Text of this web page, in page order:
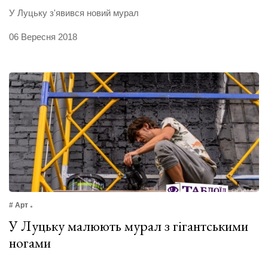
У Луцьку з'явився новий мурал
06 Вересня 2018
# Арт
У Луцьку малюють мурал з гігантськими
ногами